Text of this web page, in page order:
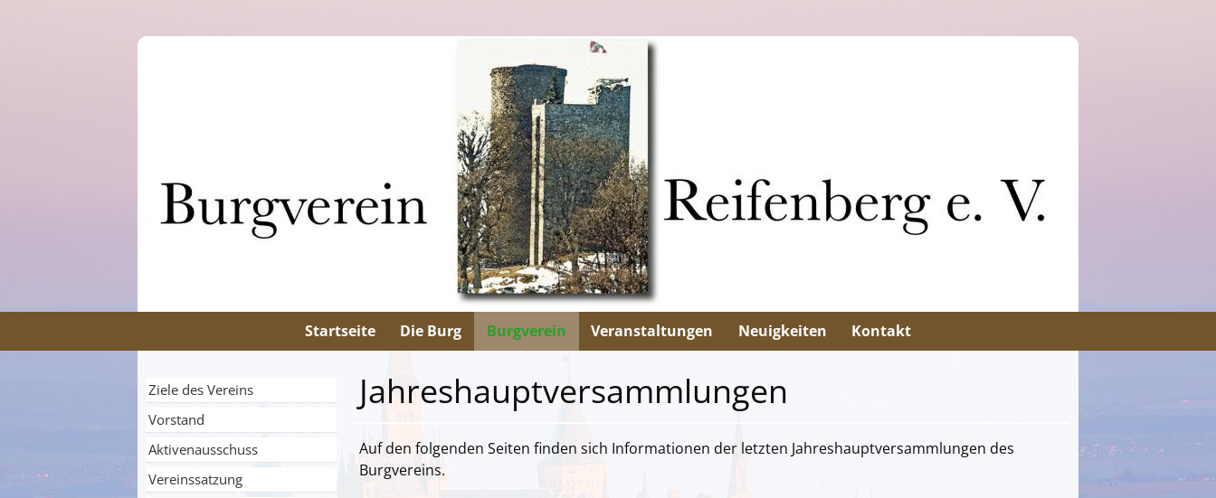
Startseite Die Burg Burgverein Veranstaltungen Neuigkeiten Kontakt
Ziele des Vereins
Vorstand
Aktivenausschuss
Vereinssatzung
Jahreshauptversammlungen
Auf den folgenden Seiten finden sich Informationen der letzten Jahreshauptversammlungen des
Burgvereins.